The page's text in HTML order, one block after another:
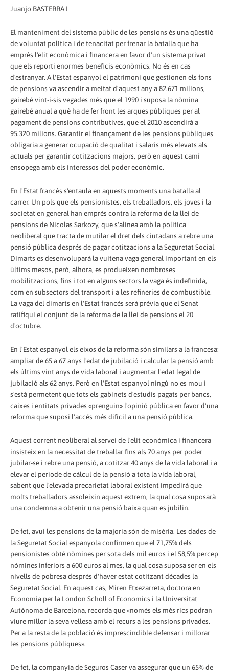
Juanjo BASTERRA I
El manteniment del sistema públic de les pensions és una qüestió
de voluntat política i de tenacitat per frenar la batalla que ha
emprès l'elit econòmica i financera en favor d'un sistema privat
que els reporti enormes beneficis econòmics. No és en cas
d'estranyar. A l'Estat espanyol el patrimoni que gestionen els fons
de pensions va ascendir a meitat d'aquest any a 82.671 milions,
gairebé vint-i-sis vegades més que el 1990 i suposa la nòmina
gairebé anual a què ha de fer front les arques públiques per al
pagament de pensions contributives, que el 2010 ascendirà a
95.320 milions. Garantir el finançament de les pensions públiques
obligaria a generar ocupació de qualitat i salaris més elevats als
actuals per garantir cotitzacions majors, però en aquest camí
ensopega amb els interessos del poder econòmic.
En l'Estat francès s'entaula en aquests moments una batalla al
carrer. Un pols que els pensionistes, els treballadors, els joves i la
societat en general han emprès contra la reforma de la llei de
pensions de Nicolas Sarkozy, que s'alinea amb la política
neoliberal que tracta de mutilar el dret dels ciutadans a rebre una
pensió pública després de pagar cotitzacions a la Seguretat Social.
Dimarts es desenvoluparà la vuitena vaga general important en els
últims mesos, però, alhora, es produeixen nombroses
mobilitzacions, fins i tot en alguns sectors la vaga és indefinida,
com en subsectors del transport i a les refineries de combustible.
La vaga del dimarts en l'Estat francès serà prèvia que el Senat
ratifiqui el conjunt de la reforma de la llei de pensions el 20
d'octubre.
En l'Estat espanyol els eixos de la reforma són similars a la francesa:
ampliar de 65 a 67 anys l'edat de jubilació i calcular la pensió amb
els últims vint anys de vida laboral i augmentar l'edat legal de
jubilació als 62 anys. Però en l'Estat espanyol ningú no es mou i
s'està permetent que tots els gabinets d'estudis pagats per bancs,
caixes i entitats privades «prenguin» l'opinió pública en favor d'una
reforma que suposi l'accés més difícil a una pensió pública.
Aquest corrent neoliberal al servei de l'elit econòmica i financera
insisteix en la necessitat de treballar fins als 70 anys per poder
jubilar-se i rebre una pensió, a cotitzar 40 anys de la vida laboral i a
elevar el període de càlcul de la pensió a tota la vida laboral,
sabent que l'elevada precarietat laboral existent impedirà que
molts treballadors assoleixin aquest extrem, la qual cosa suposarà
una condemna a obtenir una pensió baixa quan es jubilin.
De fet, avui les pensions de la majoria són de misèria. Les dades de
la Seguretat Social espanyola confirmen que el 71,75% dels
pensionistes obté nòmines per sota dels mil euros i el 58,5% percep
nòmines inferiors a 600 euros al mes, la qual cosa suposa ser en els
nivells de pobresa després d'haver estat cotitzant dècades la
Seguretat Social. En aquest cas, Miren Etxezarreta, doctora en
Economia per la London Scholl of Economics i la Universitat
Autònoma de Barcelona, recorda que «només els més rics podran
viure millor la seva vellesa amb el recurs a les pensions privades.
Per a la resta de la població és imprescindible defensar i millorar
les pensions públiques».
De fet, la companyia de Seguros Caser va assegurar que un 65% de